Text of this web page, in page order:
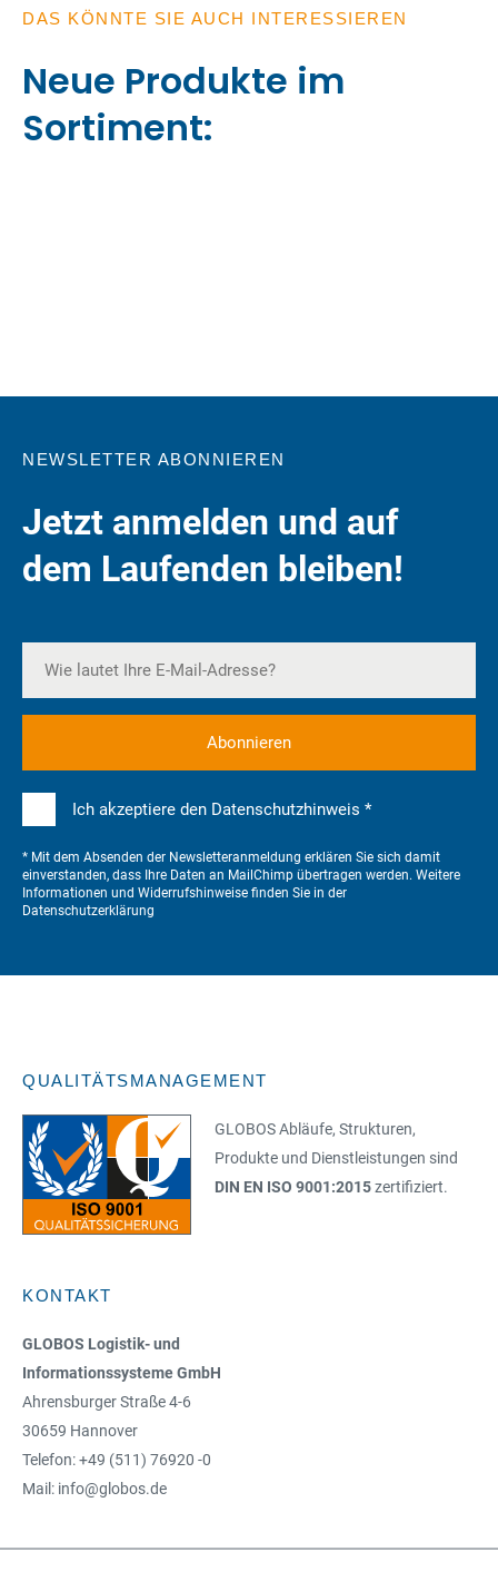
DAS KÖNNTE SIE AUCH INTERESSIEREN
Neue Produkte im
Sortiment:
NEWSLETTER ABONNIEREN
Jetzt anmelden und auf
dem Laufenden bleiben!
Ich akzeptiere den Datenschutzhinweis *
* Mit dem Absenden der Newsletteranmeldung erklären Sie sich damit
einverstanden, dass Ihre Daten an MailChimp übertragen werden. Weitere
Informationen und Widerrufshinweise finden Sie in der
Datenschutzerklärung
QUALITÄTSMANAGEMENT
GLOBOS Abläufe, Strukturen,
Produkte und Dienstleistungen sind
DIN EN ISO 9001:2015zertifiziert.
KONTAKT
GLOBOS Logistik- und
Informationssysteme GmbH
Ahrensburger Straße 4-6
30659 Hannover
Telefon: +49 (511) 76920 -0
Mail: info@globos.de